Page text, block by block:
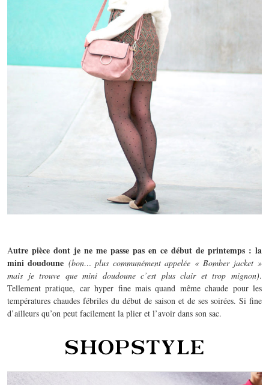
Autre pièce dont je ne me passe pas en ce début de printemps : la
mini doudoune (bon… plus communément appelée « Bomber jacket »
mais je trouve que mini doudoune c’est plus clair et trop mignon).
Tellement pratique, car hyper fine mais quand même chaude pour les
températures chaudes fébriles du début de saison et de ses soirées. Si fine
d’ailleurs qu’on peut facilement la plier et l’avoir dans son sac.